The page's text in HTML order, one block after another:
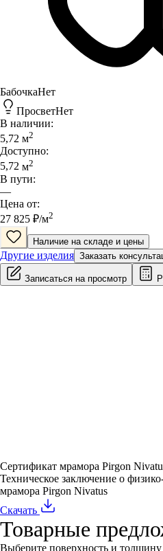
БабочкаНет
ПросветНет
В наличии:
5,72 м2
Доступно:
5,72 м2
В пути:
—
Цена от:
27 825 ₽/м2
Наличие на складе и цены
Другие изделия Заказать
Записаться на просмотр
Сертификат мрамора Pirgon
Техническое заключение о
мрамора Pirgon Nivatus
Скачать
Товарные
Выберите поверхность и толщину